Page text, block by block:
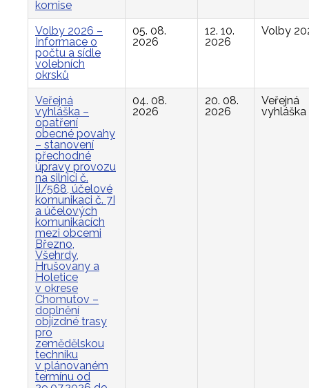
komise
Volby 2026 –
Informace o
počtu a sídle
volebních
okrsků
05. 08.
2026
12. 10.
2026
Volby
Veřejná
vyhláška –
opatření
obecné povahy
– stanovení
přechodné
úpravy provozu
na silnici č.
II/568, účelové
komunikaci č. 7I
a účelových
komunikacích
mezi obcemi
Březno,
Všehrdy,
Hrušovany a
Holetice
v okrese
Chomutov –
doplnění
objízdné trasy
pro
zemědělskou
techniku
v plánovaném
termínu od
04. 08.
2026
20. 08.
2026
Veřejná
vyhláška